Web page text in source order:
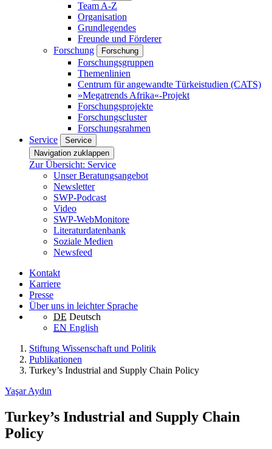
Team A-Z
Organisation
Grundlegendes
Freunde und Förderer
Forschung
Forschung
Forschungsgruppen
Themenlinien
Centrum für angewandte Türkeistudien (CATS)
»Megatrends Afrika«-Projekt
Forschungsprojekte
Forschungscluster
Forschungsrahmen
Service
Service
Navigation zuklappen
Zur Übersicht: Service
Unser Beratungsangebot
Newsletter
SWP-Podcast
Video
SWP-WebMonitore
Literaturdatenbank
Soziale Medien
Newsfeed
Kontakt
Karriere
Presse
Über uns in leichter Sprache
DE Deutsch
EN English
Stiftung Wissenschaft und Politik
Publikationen
Turkey’s Industrial and Supply Chain Policy
Yaşar Aydın
Turkey’s Industrial and Supply Chain
Policy